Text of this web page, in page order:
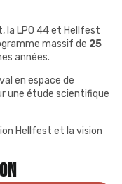
, la LPO 44 et Hellfest
massif de 25
années.
en espace de
une étude scientifique
Hellfest et la vision